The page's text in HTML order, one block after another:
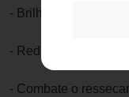
- Brilho natural e
- Reduz a
- Combate o